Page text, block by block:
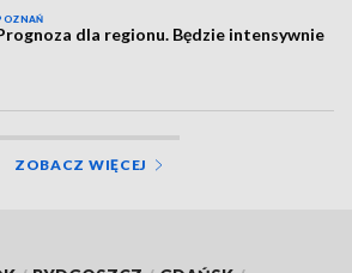
dla regionu. Będzie intensywnie
ZOBACZ WIĘCEJ